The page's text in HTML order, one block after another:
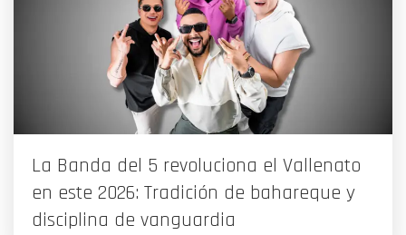
La Banda del 5 revoluciona el Vallenato
en este 2026: Tradición de bahareque y
disciplina de vanguardia